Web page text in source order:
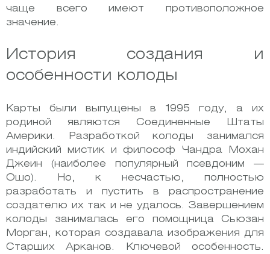
чаще всего имеют противоположное
значение.
История создания и
особенности колоды
Карты были выпущены в 1995 году, а их
родиной являются Соединенные Штаты
Америки. Разработкой колоды занимался
индийский мистик и философ Чандра Мохан
Джеин (наиболее популярный псевдоним —
Ошо). Но, к несчастью, полностью
разработать и пустить в распространение
создателю их так и не удалось. Завершением
колоды занималась его помощница Сьюзан
Морган, которая создавала изображения для
Старших Арканов. Ключевой особенность.